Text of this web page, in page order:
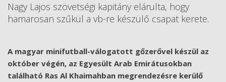
Nagy Lajos szövetségi kapitány elárulta, hogy
hamarosan szűkül a vb-re készülő csapat kerete.
A magyar minifutball-válogatott gőzerővel készül az
október végén, az Egyesült Arab Emirátusokban
található Ras Al Khaimahban megrendezésre kerülő